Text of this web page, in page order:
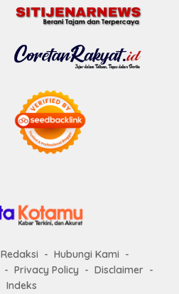
Redaksi
Hubungi Kami
Privacy Policy
Disclaimer
Indeks